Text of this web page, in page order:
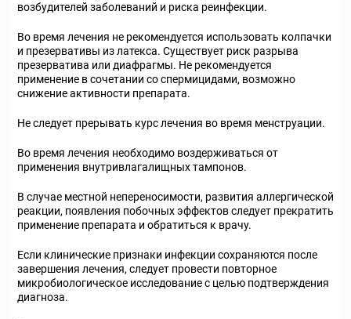
возбудителей заболеваний и риска реинфекции.
Во время лечения не рекомендуется использовать колпачки
и презервативы из латекса. Существует риск разрыва
презерватива или диафрагмы. Не рекомендуется
применение в сочетании со спермицидами, возможно
снижение активности препарата.
Не следует прерывать курс лечения во время менструации.
Во время лечения необходимо воздерживаться от
применения внутривлагалищных тампонов.
В случае местной непереносимости, развития аллергической
реакции, появления побочных эффектов следует прекратить
применение препарата и обратиться к врачу.
Если клинические признаки инфекции сохраняются после
завершения лечения, следует провести повторное
микробиологическое исследование с целью подтверждения
диагноза.